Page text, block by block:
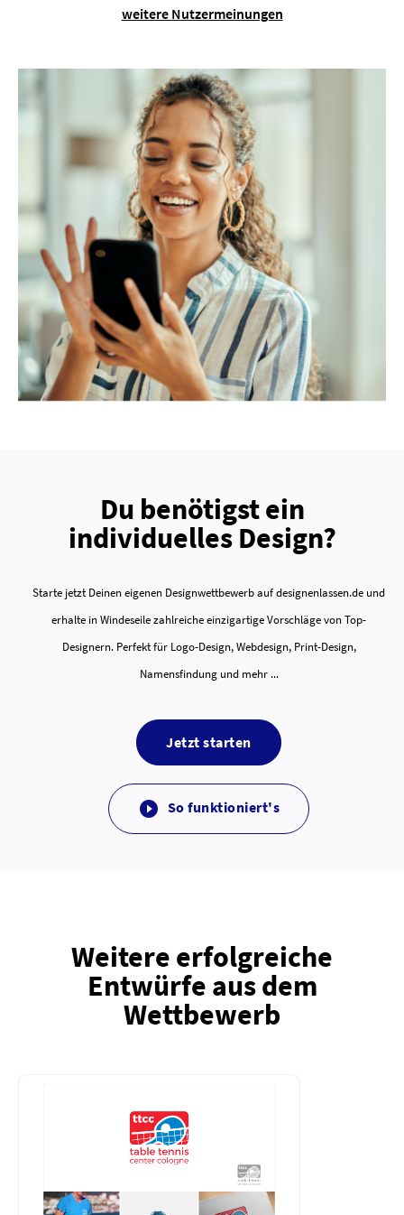
weitere Nutzermeinungen
Du benötigst ein
individuelles Design?
Starte jetzt Deinen eigenen Designwettbewerb auf designenlassen.de und
erhalte in Windeseile zahlreiche einzigartige Vorschläge von Top-
Designern. Perfekt für Logo-Design, Webdesign, Print-Design,
Namensfindung und mehr ...
Jetzt starten
 So funktioniert's
Weitere erfolgreiche
Entwürfe aus dem
Wettbewerb